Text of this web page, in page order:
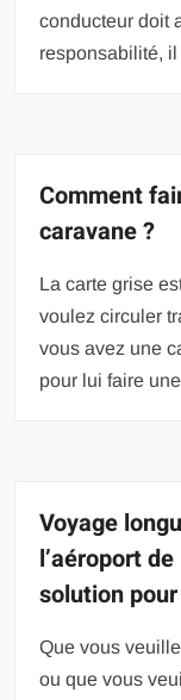
conducteur doit
responsabilité,
Comment
caravane ?
La carte grise
voulez circuler
vous avez une
pour lui faire
Voyage
l’aéroport
solution
Que vous
ou que vous